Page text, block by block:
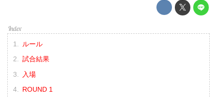
ルール
試合結果
入場
ROUND 1